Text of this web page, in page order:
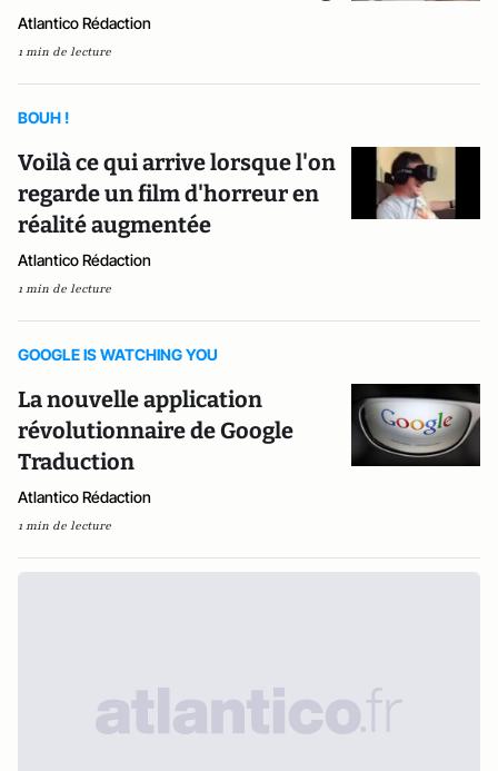
Atlantico Rédaction
1 min de lecture
BOUH !
Voilà ce qui arrive lorsque l'on
regarde un film d'horreur en
réalité augmentée
Atlantico Rédaction
1 min de lecture
GOOGLE IS WATCHING YOU
La nouvelle application
révolutionnaire de Google
Traduction
Atlantico Rédaction
1 min de lecture